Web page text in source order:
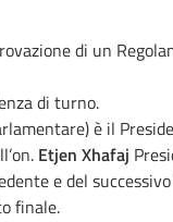
di un
di turno.
è il
Etjen Xhafaj
e del
finale.